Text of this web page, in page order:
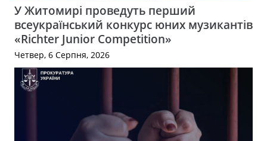
У Житомирі проведуть перший
всеукраїнський конкурс юних музикантів
«Richter Junior Competition»
Четвер, 6 Серпня, 2026